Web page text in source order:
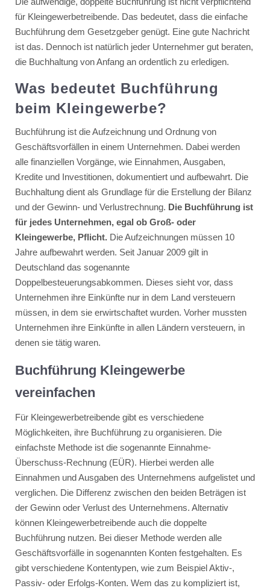
für Kleingewerbetreibende. Das bedeutet, dass die einfache
Buchführung dem Gesetzgeber genügt. Eine gute Nachricht
ist das. Dennoch ist natürlich jeder Unternehmer gut beraten,
die Buchhaltung von Anfang an ordentlich zu erledigen.
Was bedeutet Buchführung
beim Kleingewerbe?
Buchführung ist die Aufzeichnung und Ordnung von
Geschäftsvorfällen in einem Unternehmen. Dabei werden
alle finanziellen Vorgänge, wie Einnahmen, Ausgaben,
Kredite und Investitionen, dokumentiert und aufbewahrt. Die
Buchhaltung dient als Grundlage für die Erstellung der Bilanz
und der Gewinn- und Verlustrechnung. Die Buchführung ist
für jedes Unternehmen, egal ob Groß- oder
Kleingewerbe, Pflicht.Die Aufzeichnungen müssen 10
Jahre aufbewahrt werden. Seit Januar 2009 gilt in
Deutschland das sogenannte
Doppelbesteuerungsabkommen. Dieses sieht vor, dass
Unternehmen ihre Einkünfte nur in dem Land versteuern
müssen, in dem sie erwirtschaftet wurden. Vorher mussten
Unternehmen ihre Einkünfte in allen Ländern versteuern, in
denen sie tätig waren.
Buchführung Kleingewerbe
vereinfachen
Für Kleingewerbetreibende gibt es verschiedene
Möglichkeiten, ihre Buchführung zu organisieren. Die
einfachste Methode ist die sogenannte Einnahme-
Überschuss-Rechnung (EÜR). Hierbei werden alle
Einnahmen und Ausgaben des Unternehmens aufgelistet und
verglichen. Die Differenz zwischen den beiden Beträgen ist
der Gewinn oder Verlust des Unternehmens. Alternativ
können Kleingewerbetreibende auch die doppelte
Buchführung nutzen. Bei dieser Methode werden alle
Geschäftsvorfälle in sogenannten Konten festgehalten. Es
gibt verschiedene Kontentypen, wie zum Beispiel Aktiv-,
Passiv- oder Erfolgs-Konten. Wem das zu kompliziert ist,